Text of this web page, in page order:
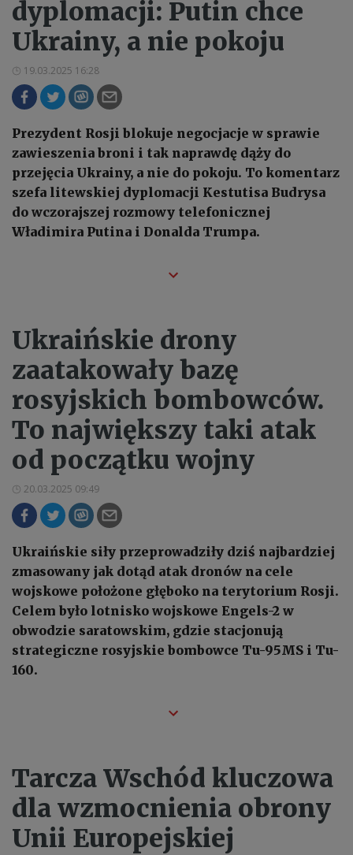
dyplomacji: Putin chce
Ukrainy, a nie pokoju
19.03.2025 16:28
Prezydent Rosji blokuje negocjacje w sprawie
zawieszenia broni i tak naprawdę dąży do
przejęcia Ukrainy, a nie do pokoju. To komentarz
szefa litewskiej dyplomacji Kestutisa Budrysa
do wczorajszej rozmowy telefonicznej
Władimira Putina i Donalda Trumpa.
Ukraińskie drony
zaatakowały bazę
rosyjskich bombowców.
To największy taki atak
od początku wojny
20.03.2025 09:49
Ukraińskie siły przeprowadziły dziś najbardziej
zmasowany jak dotąd atak dronów na cele
wojskowe położone głęboko na terytorium Rosji.
Celem było lotnisko wojskowe Engels-2 w
obwodzie saratowskim, gdzie stacjonują
strategiczne rosyjskie bombowce Tu-95MS i Tu-
160.
Tarcza Wschód kluczowa
dla wzmocnienia obrony
Unii Europejskiej